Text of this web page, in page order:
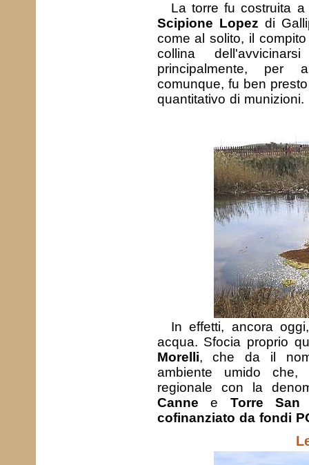
La torre fu costruita
Scipione Lopez di
come al solito, il
collina
principalmente, per
comunque, fu ben
quantitativo di munizioni.
In effetti, ancora
acqua. Sfocia proprio
Morelli, che da il
ambiente umido che,
regionale con la
Canne e Torre San
cofinanziato da fondi